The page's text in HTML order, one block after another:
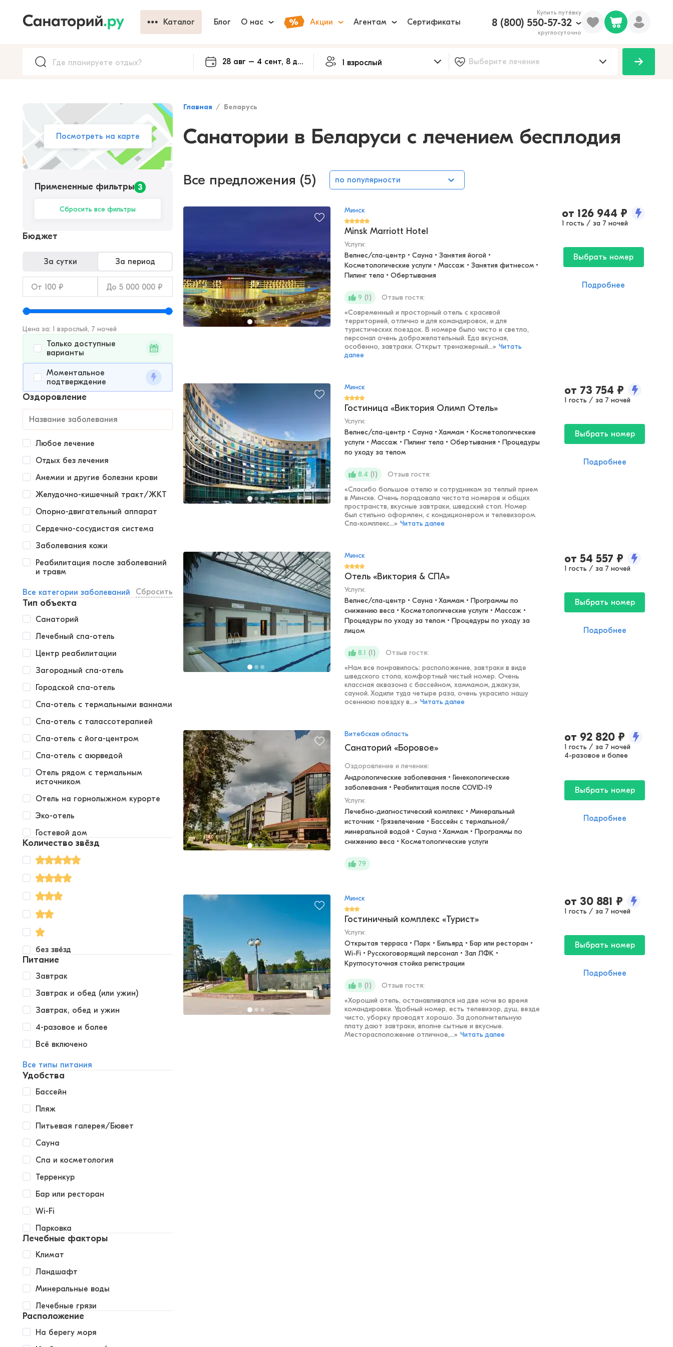
Каталог Блог О нас Акции Агентам Сертификаты
Купить путёвку
8 (800) 550-57-32
круглосуточно
Посмотреть на карте
Примененные фильтры 3
Сбросить все фильтры
Бюджет
За сутки За период
Цена за: 1 взрослый, 7 ночей
Только доступные
варианты
Моментальное
подтверждение
Оздоровление
Любое лечение
Отдых без лечения
Анемии и другие болезни крови
Желудочно-кишечный тракт/ЖКТ
Опорно-двигательный аппарат
Сердечно-сосудистая система
Заболевания кожи
Реабилитация после заболеваний
и травм
Все категории заболеваний Сбросить
Тип объекта
Санаторий
Лечебный спа-отель
Центр реабилитации
Загородный спа-отель
Городской спа-отель
Спа-отель с термальными ваннами
Спа-отель с талассотерапией
Спа-отель с йога-центром
Спа-отель с аюрведой
Отель рядом с термальным
источником
Отель на горнолыжном курорте
Эко-отель
Гостевой дом
Количество звёзд
без звёзд
Питание
Завтрак
Завтрак и обед (или ужин)
Завтрак, обед и ужин
4-разовое и более
Всё включено
Все типы питания
Удобства
Бассейн
Пляж
Питьевая галерея/Бювет
Сауна
Спа и косметология
Терренкур
Бар или ресторан
Wi-Fi
Парковка
Лечебные факторы
Климат
Ландшафт
Минеральные воды
Лечебные грязи
Расположение
На берегу моря
Главная Беларусь
Санатории в Беларуси с лечением бесплодия
Все предложения (5) по популярности
Минск
Minsk Marriott Hotel
Услуги:
Велнес/спа-центр • Сауна • Занятия йогой •
Косметологические услуги • Массаж • Занятия фитнесом •
Пилинг тела • Обертывания
9 (1)
Отзыв гостя:
«Современный и просторный отель с красивой
территорией, отлично и для командировок, и для
туристических поездок. В номере было чисто и светло,
персонал очень доброжелательный. Еда вкусная,
особенно, завтраки. Открыт тренажерный...» Читать
далее
от 126 944 ₽
1 гость / за 7 ночей
Выбрать номер
Подробнее
Минск
Гостиница «Виктория Олимп Отель»
Услуги:
Велнес/спа-центр • Сауна • Хаммам • Косметологические
услуги • Массаж • Пилинг тела • Обертывания • Процедуры
по уходу за телом
8.4 (1)
Отзыв гостя:
«Спасибо большое отелю и сотрудникам за теплый прием
в Минске. Очень порадовала чистота номеров и общих
пространств, вкусные завтраки, шведский стол. Номер
был стильно оформлен, с кондиционером и телевизором.
Спа-комплекс...» Читать далее
от 73 754 ₽
1 гость / за 7 ночей
Выбрать номер
Подробнее
Минск
Отель «Виктория & СПА»
Услуги:
Велнес/спа-центр • Сауна • Хаммам • Программы по
снижению веса • Косметологические услуги • Массаж •
Процедуры по уходу за телом • Процедуры по уходу за
лицом
8.1 (1)
Отзыв гостя:
«Нам все понравилось: расположение, завтраки в виде
шведского стола, комфортный чистый номер. Очень
классная аквазона с бассейном, хаммамом, джакузи,
сауной. Ходили туда четыре раза, очень украсило нашу
осеннюю поездку в...» Читать далее
от 54 557 ₽
1 гость / за 7 ночей
Выбрать номер
Подробнее
Витебская область
Санаторий «Боровое»
Оздоровление и лечение:
Андрологические заболевания • Гинекологические
заболевания • Реабилитация после COVID-19
Услуги:
Лечебно-диагностический комплекс • Минеральный
источник • Грязелечение • Бассейн с термальной/
минеральной водой • Сауна • Хаммам • Программы по
снижению веса • Косметологические услуги
7.9
от 92 820 ₽
1 гость / за 7 ночей
4-разовое и более
Выбрать номер
Подробнее
Минск
Гостиничный комплекс «Турист»
Услуги:
Открытая терраса • Парк • Бильярд • Бар или ресторан •
Wi-Fi • Русскоговорящий персонал • Зал ЛФК •
Круглосуточная стойка регистрации
8 (1)
Отзыв гостя:
«Хороший отель, останавливался на две ночи во время
командировки. Удобный номер, есть телевизор, душ, везде
чисто, уборку проводят хорошо. За дополнительную
плату дают завтраки, вполне сытные и вкусные.
Месторасположение отличное,...» Читать далее
от 30 881 ₽
1 гость / за 7 ночей
Выбрать номер
Подробнее